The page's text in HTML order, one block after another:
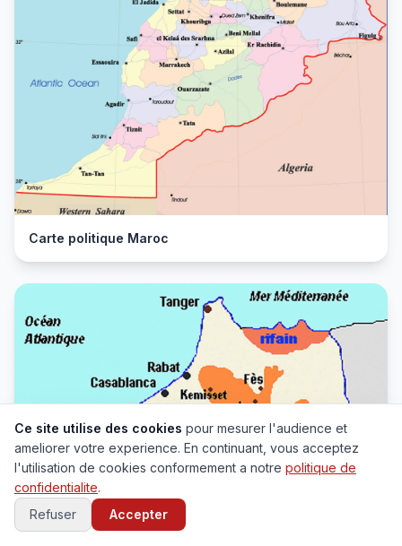
Carte politique Maroc
Ce site utilise des cookies pour mesurer l'audience et
ameliorer votre experience. En continuant, vous acceptez
l'utilisation de cookies conformement a notre politique de
confidentialite.
Refuser
Accepter